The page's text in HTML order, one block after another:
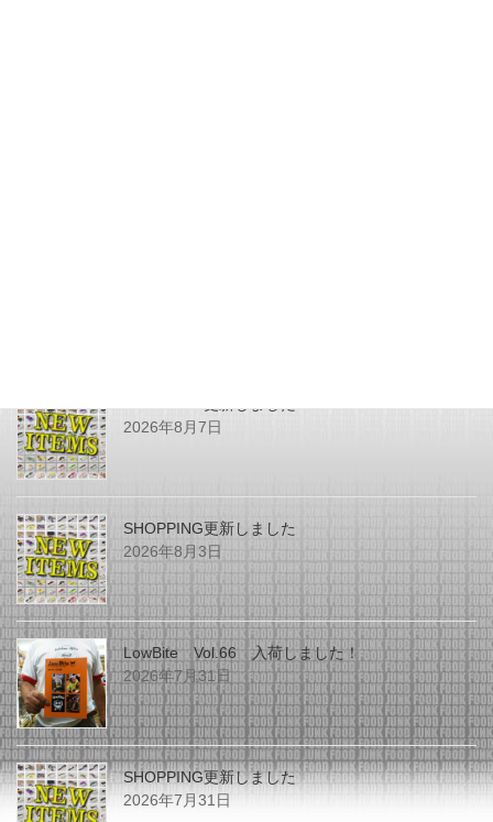
2026年8月7日
SHOPPING更新しました
2026年8月3日
LowBite Vol.66 入荷しました！
2026年7月31日
SHOPPING更新しました
2026年7月31日